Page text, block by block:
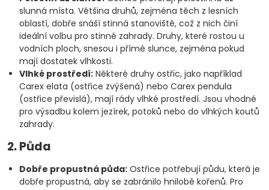
slunná místa. Většina druhů, zejména těch z lesních
oblastí, dobře snáší stinná stanoviště, což z nich činí
ideální volbu pro stinné zahrady. Druhy, které rostou u
vodních ploch, snesou i přímé slunce, zejména pokud
mají dostatek vlhkosti.
Vlhké prostředí: Některé druhy ostřic, jako například
Carex elata (ostřice zvýšená) nebo Carex pendula
(ostřice převislá), mají rády vlhké prostředí. Jsou vhodné
pro výsadbu kolem jezírek, potoků nebo do vlhkých koutů
zahrady.
2. Půda
Dobře propustná půda: Ostřice potřebují půdu, která je
dobře propustná, aby se zabránilo hnilobě kořenů. Pro